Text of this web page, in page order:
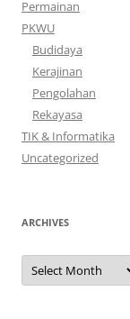
Permainan
PKWU
Budidaya
Kerajinan
Pengolahan
Rekayasa
TIK & Informatika
Uncategorized
ARCHIVES
Archives